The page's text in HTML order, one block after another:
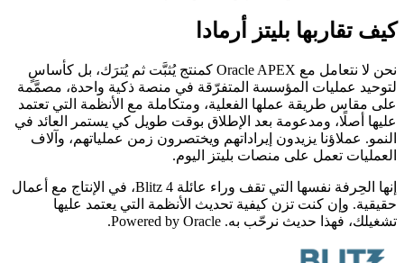
كيف تقاربها بليتز أرمادا
نحن لا نتعامل مع Oracle APEX كمنتج يُثبَّت ثم يُترَك، بل كأساسٍ
لتوحيد عمليات المؤسسة المتفرّقة في منصة ذكية واحدة، مصمَّمة
على مقاس طريقة عملها الفعلية، ومتكاملة مع الأنظمة التي تعتمد
عليها أصلًا، ومدعومة بعد الإطلاق بوقت طويل كي يستمر العائد في
النمو. عملاؤنا يزيدون إيراداتهم ويختصرون زمن عملياتهم، وآلاف
العمليات تعمل على منصات بليتز اليوم.
إنها الحِرفة نفسها التي تقف وراء عائلة Blitz 4، في الإنتاج مع أعمال
حقيقية. وإن كنت تزن كيفية تحديث الأنظمة التي يعتمد عليها
تشغيلك، فهذا حديث نرحّب به. Powered by Oracle.